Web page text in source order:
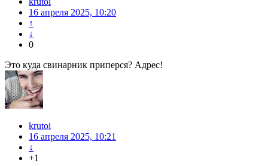
16 апреля 2025, 10:20
↑
↓
0
Это куда свинарник приперся? Адрес!
krutoi
16 апреля 2025, 10:21
↓
+1